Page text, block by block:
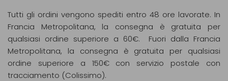
Tutti gli ordini vengono spediti entro 48 ore lavorate. In
Francia Metropolitana, la consegna è gratuita per
qualsiasi ordine superiore a 60€. Fuori dalla Francia
Metropolitana, la consegna è gratuita per qualsiasi
ordine superiore a 150€ con servizio postale con
tracciamento (Colissimo).